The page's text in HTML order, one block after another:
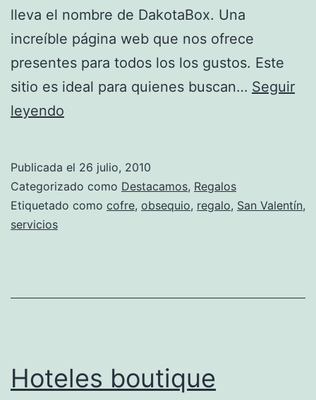
lleva el nombre de DakotaBox. Una
increíble página web que nos ofrece
presentes para todos los los gustos. Este
sitio es ideal para quienes buscan… Seguir
leyendo
perfecta
para
ideal
Publicada el 26 julio, 2010
Categorizado como Destacamos, Regalos
Etiquetado como cofre, obsequio, regalo, San Valentín,
servicios
Hoteles boutique